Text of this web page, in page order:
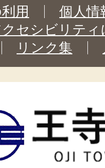
用
個人情
セシビリテ
リンク集